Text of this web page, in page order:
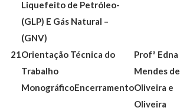
Liquefeito de Petróleo-
(GLP) E Gás Natural –
(GNV)
21Orientação Técnica do
Trabalho
MonográficoEncerramento
Profª Edna
Mendes de
Oliveira e
Oliveira